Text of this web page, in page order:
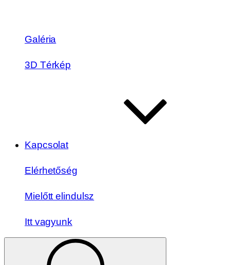
Galéria
3D Térkép
Kapcsolat
Elérhetőség
Mielőtt elindulsz
Itt vagyunk